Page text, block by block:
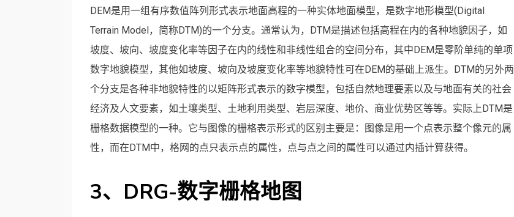
DEM是用一组有序数值阵列形式表示地面高程的一种实体地面模型，是数字地形模型(Digital
Terrain Model，简称DTM)的一个分支。通常认为，DTM是描述包括高程在内的各种地貌因子，如
坡度、坡向、坡度变化率等因子在内的线性和非线性组合的空间分布，其中DEM是零阶单纯的单项
数字地貌模型，其他如坡度、坡向及坡度变化率等地貌特性可在DEM的基础上派生。DTM的另外两
个分支是各种非地貌特性的以矩阵形式表示的数字模型，包括自然地理要素以及与地面有关的社会
经济及人文要素，如土壤类型、土地利用类型、岩层深度、地价、商业优势区等等。实际上DTM是
栅格数据模型的一种。它与图像的栅格表示形式的区别主要是：图像是用一个点表示整个像元的属
性，而在DTM中，格网的点只表示点的属性，点与点之间的属性可以通过内插计算获得。
3、DRG-数字栅格地图